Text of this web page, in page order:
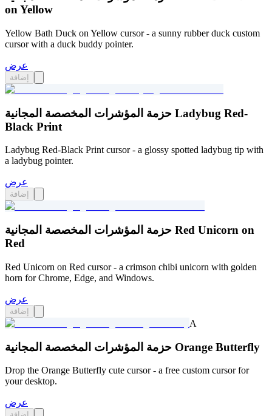
on Yellow
Yellow Bath Duck on Yellow cursor - a sunny rubber duck custom
cursor with a duck buddy pointer.
عرض
إضافة
حزمة المؤشرات المخصصة المجانية Ladybug Red-
Black Print
Ladybug Red-Black Print cursor - a glossy spotted ladybug tip with
a ladybug pointer.
عرض
إضافة
حزمة المؤشرات المخصصة المجانية Red Unicorn on
Red
Red Unicorn on Red cursor - a crimson chibi unicorn with golden
horn for Chrome, Edge, and Windows.
عرض
إضافة
A
حزمة المؤشرات المخصصة المجانية Orange Butterfly
Drop the Orange Butterfly cute cursor - a free custom cursor for
your desktop.
عرض